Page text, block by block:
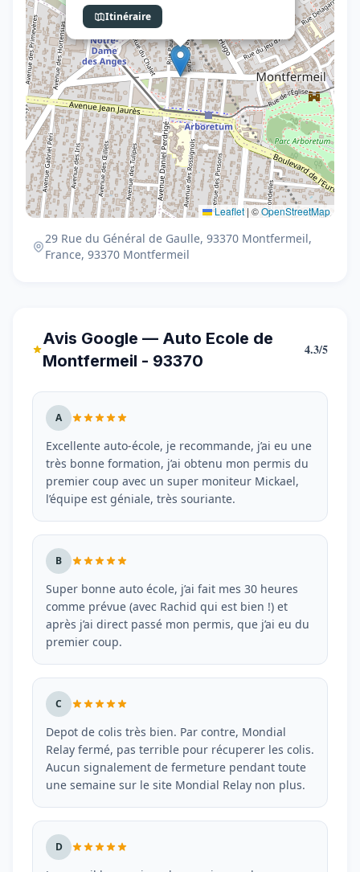
Itinéraire
Leaflet | ©OpenStreetMap
29 Rue du Général de Gaulle, 93370 Montfermeil,
France, 93370 Montfermeil
Avis Google — Auto Ecole de
Montfermeil - 93370
4.3/5
A
Excellente auto-école, je recommande, j’ai eu une
très bonne formation, j’ai obtenu mon permis du
premier coup avec un super moniteur Mickael,
l’équipe est géniale, très souriante.
B
Super bonne auto école, j’ai fait mes 30 heures
comme prévue (avec Rachid qui est bien !) et
après j’ai direct passé mon permis, que j’ai eu du
premier coup.
C
Depot de colis très bien. Par contre, Mondial
Relay fermé, pas terrible pour récuperer les colis.
Aucun signalement de fermeture pendant toute
une semaine sur le site Mondial Relay non plus.
D